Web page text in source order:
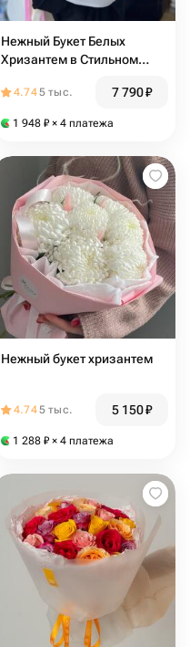
Нежный Букет Белых
Хризантем в Стильном
4.745 тыс. 7 790₽
1 948 ₽ × 4 платежа
Нежный букет хризантем
4.745 тыс. 5 150₽
1 288 ₽ × 4 платежа